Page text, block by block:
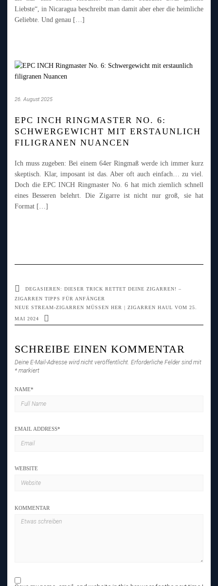
Liebste“, in Nicaragua beschreibt man damit aber eher die heimliche
Geliebte. Und genau […]
26. August 2025
EPC INCH RINGMASTER NO. 6:
SCHWERGEWICHT MIT ERSTAUNLICH
FILIGRANEN NUANCEN
Ich muss zugeben: Bei einem 64er Ringmaß werde ich immer kurz
skeptisch. Klar, imposant ist das. Aber oft auch einfach… zu viel.
Doch die EPC INCH Ringmaster No. 6 hat mich ziemlich schnell
eines Besseren belehrt. Die Zigarre ist nicht nur groß, sie hat
Format […]
DEGASIEREN: DIESER TRICK RETTET DEINE ZIGARREN! –
ZIGARREN TIPPS FÜR ANFÄNGER
NEUE STREAM-ZIGARREN MÜSSEN HER | ZIGARREN HAUL VOM 25.
MAI 2024
SCHREIBE EINEN KOMMENTAR
Deine E-Mail-Adresse wird nicht veröffentlicht. Erforderliche Felder sind mit
* markiert
NAME*
EMAIL ADDRESS*
WEBSITE
KOMMENTAR